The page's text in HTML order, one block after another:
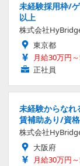
未経験採用枠/
以上
株式会社
東京都
月給30万円
正社員
未経験からな
賃補助あり/資
株式会社
大阪府
月給30万円